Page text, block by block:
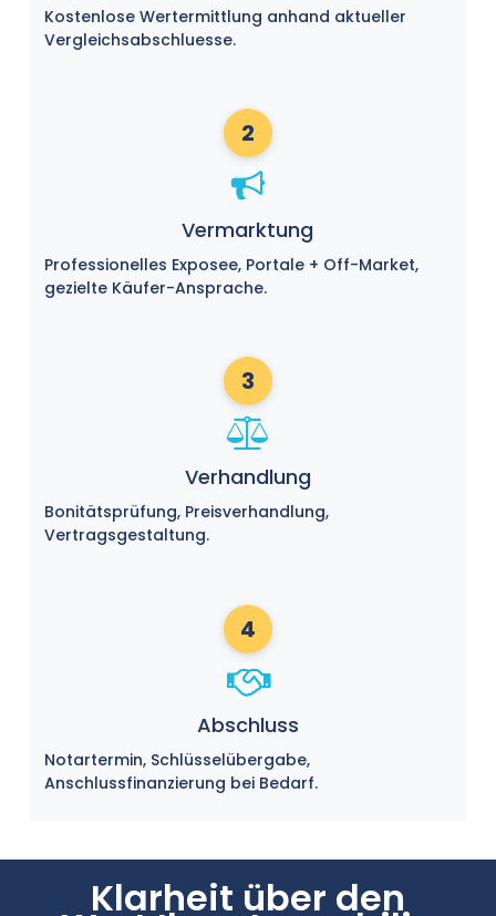
Kostenlose Wertermittlung anhand aktueller
Vergleichsabschluesse.
2
Vermarktung
Professionelles Exposee, Portale + Off-Market,
gezielte Käufer-Ansprache.
3
Verhandlung
Bonitätsprüfung, Preisverhandlung,
Vertragsgestaltung.
4
Abschluss
Notartermin, Schlüsselübergabe,
Anschlussfinanzierung bei Bedarf.
Klarheit über den